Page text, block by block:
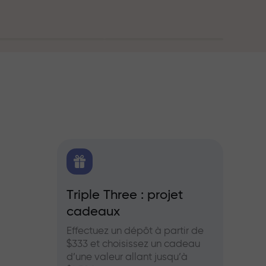
Triple Three : projet
cadeaux
Effectuez un dépôt à partir de
$333 et choisissez un cadeau
d’une valeur allant jusqu’à